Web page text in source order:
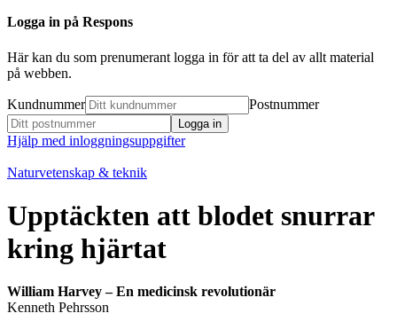
Logga in på Respons
Här kan du som prenumerant logga in för att ta del av allt material
på webben.
Kundnummer Postnummer
Hjälp med inloggningsuppgifter
Naturvetenskap & teknik
Upptäckten att blodet snurrar
kring hjärtat
William Harvey – En medicinsk revolutionär
Kenneth Pehrsson